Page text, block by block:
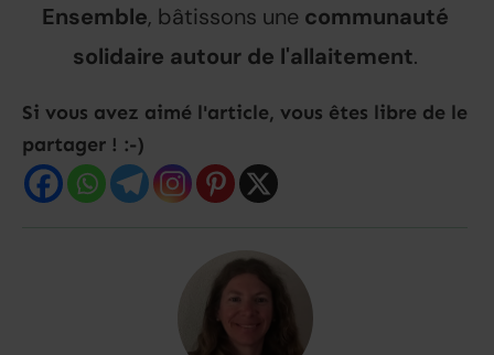
Ensemble, bâtissons une communauté
solidaire autour de l'allaitement.
Si vous avez aimé l'article, vous êtes libre de le
partager ! :-)